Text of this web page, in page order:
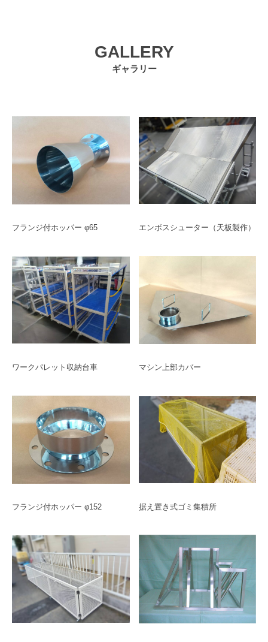
GALLERY
ギャラリー
フランジ付ホッパー φ65 エンボスシューター（天板製作）
ワークパレット収納台車 マシン上部カバー
フランジ付ホッパー φ152 据え置き式ゴミ集積所